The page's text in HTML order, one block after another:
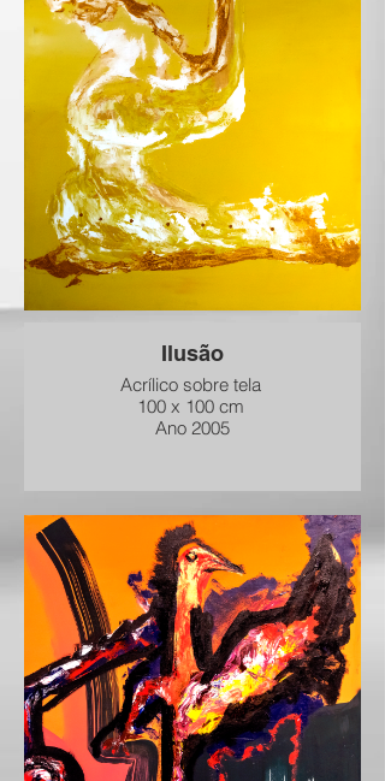
Ilusão
Acrílico sobre tela
100 x 100 cm
Ano 2005